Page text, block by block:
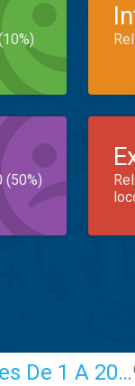
(50%)
Les Chiffres Et Les Nombres De 1 A 20 (Lyrics)